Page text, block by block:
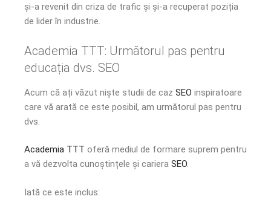
și-a revenit din criza de trafic și și-a recuperat poziția
de lider în industrie.
Academia TTT: Următorul pas pentru
educația dvs. SEO
Acum că ați văzut niște studii de caz SEO inspiratoare
care vă arată ce este posibil, am următorul pas pentru
dvs.
Academia TTT oferă mediul de formare suprem pentru
a vă dezvolta cunoștințele și cariera SEO.
Iată ce este inclus: